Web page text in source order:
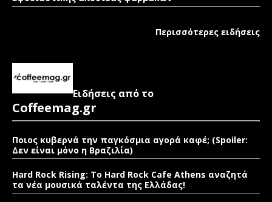
Περισσότερες ειδήσεις
Ειδήσεις από το
Coffeemag.gr
Ποιος κυβερνά την παγκόσμια αγορά καφέ; (Spoiler:
Δεν είναι μόνο η Βραζιλία)
Hard Rock Rising: Το Hard Rock Cafe Athens αναζητά
τα νέα μουσικά ταλέντα της Ελλάδας!